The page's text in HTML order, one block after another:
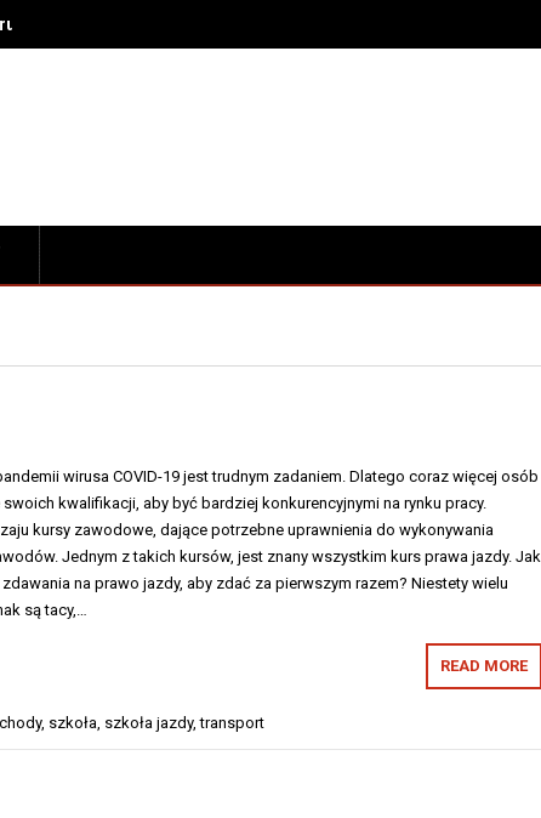
nie działa – co sprawdzić w układzie zasilania i zapłonu
wirusa COVID-19 jest trudnym zadaniem. Dlatego coraz więcej osób
kwalifikacji, aby być bardziej konkurencyjnymi na rynku pracy.
kursy zawodowe, dające potrzebne uprawnienia do wykonywania
Jednym z takich kursów, jest znany wszystkim kurs prawa jazdy. Jak
na prawo jazdy, aby zdać za pierwszym razem? Niestety wielu
są tacy,…
READ MORE
, szkoła szkoła jazdy,transport